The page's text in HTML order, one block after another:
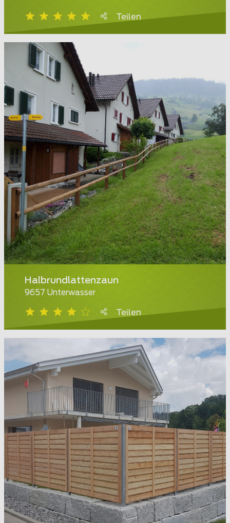
Teilen
Halbrundlattenzaun
9657 Unterwasser
Teilen